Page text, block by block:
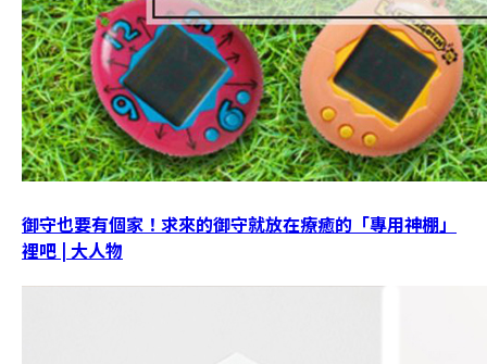
御守也要有個家！求來的御守就放在療癒的「專用神棚」
裡吧 | 大人物